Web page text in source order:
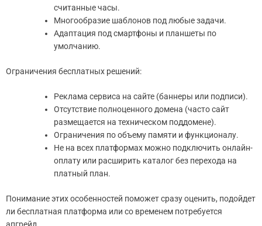
считанные часы.
Многообразие шаблонов под любые задачи.
Адаптация под смартфоны и планшеты по
умолчанию.
Ограничения бесплатных решений:
Реклама сервиса на сайте (баннеры или подписи).
Отсутствие полноценного домена (часто сайт
размещается на техническом поддомене).
Ограничения по объему памяти и функционалу.
Не на всех платформах можно подключить онлайн-
оплату или расширить каталог без перехода на
платный план.
Понимание этих особенностей поможет сразу оценить, подойдет
ли бесплатная платформа или со временем потребуется